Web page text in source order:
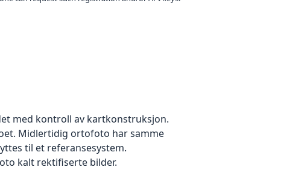
med kontroll av kartkonstruksjon.
Midlertidig ortofoto har samme
til et referansesystem.
kalt rektifiserte bilder.